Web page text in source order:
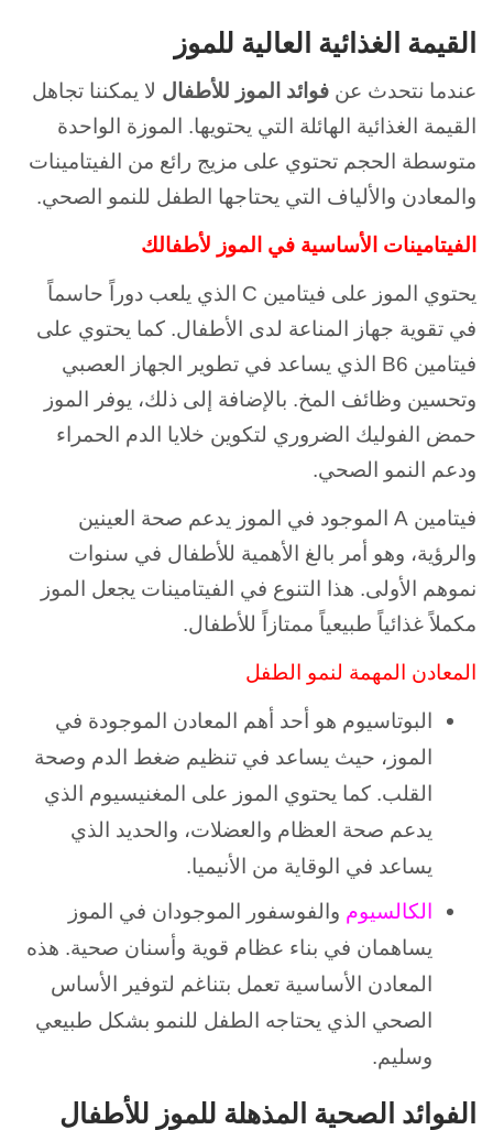
القيمة الغذائية العالية للموز
عندما نتحدث عن فوائد الموز للأطفال لا يمكننا تجاهل
القيمة الغذائية الهائلة التي يحتويها. الموزة الواحدة
متوسطة الحجم تحتوي على مزيج رائع من الفيتامينات
والمعادن والألياف التي يحتاجها الطفل للنمو الصحي.
الفيتامينات الأساسية في الموز لأطفالك
يحتوي الموز على فيتامين C الذي يلعب دوراً حاسماً
في تقوية جهاز المناعة لدى الأطفال. كما يحتوي على
فيتامين B6 الذي يساعد في تطوير الجهاز العصبي
وتحسين وظائف المخ. بالإضافة إلى ذلك، يوفر الموز
حمض الفوليك الضروري لتكوين خلايا الدم الحمراء
ودعم النمو الصحي.
فيتامين A الموجود في الموز يدعم صحة العينين
والرؤية، وهو أمر بالغ الأهمية للأطفال في سنوات
نموهم الأولى. هذا التنوع في الفيتامينات يجعل الموز
مكملاً غذائياً طبيعياً ممتازاً للأطفال.
المعادن المهمة لنمو الطفل
البوتاسيوم هو أحد أهم المعادن الموجودة في
الموز، حيث يساعد في تنظيم ضغط الدم وصحة
القلب. كما يحتوي الموز على المغنيسيوم الذي
يدعم صحة العظام والعضلات، والحديد الذي
يساعد في الوقاية من الأنيميا.
الكالسيوم والفوسفور الموجودان في الموز
يساهمان في بناء عظام قوية وأسنان صحية. هذه
المعادن الأساسية تعمل بتناغم لتوفير الأساس
الصحي الذي يحتاجه الطفل للنمو بشكل طبيعي
وسليم.
الفوائد الصحية المذهلة للموز للأطفال